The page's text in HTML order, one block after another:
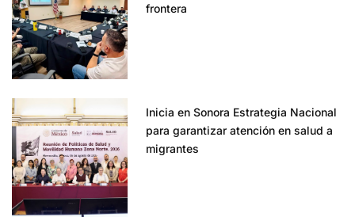
frontera
Inicia en Sonora Estrategia Nacional
para garantizar atención en salud a
migrantes